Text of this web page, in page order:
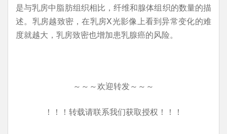
是与乳房中脂肪组织相比，纤维和腺体组织的数量的描
述。乳房越致密，在乳房X光影像上看到异常变化的难
度就越大，乳房致密也增加患乳腺癌的风险。
～～～欢迎转发～～～
！！！转载请联系我们获取授权！！！